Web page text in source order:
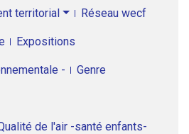
territorial Réseau wecf
Expositions
- Genre
de l'air -santé enfants-